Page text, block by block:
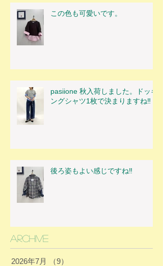
この色も可愛いです。
pasiione 秋入荷しました。ドッキ
ングシャツ1枚で決まりますね‼
後ろ姿もよい感じですね‼
Archive
2026年7月 （9）